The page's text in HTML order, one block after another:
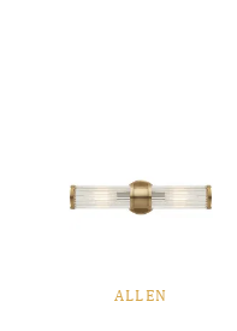
ALLEN